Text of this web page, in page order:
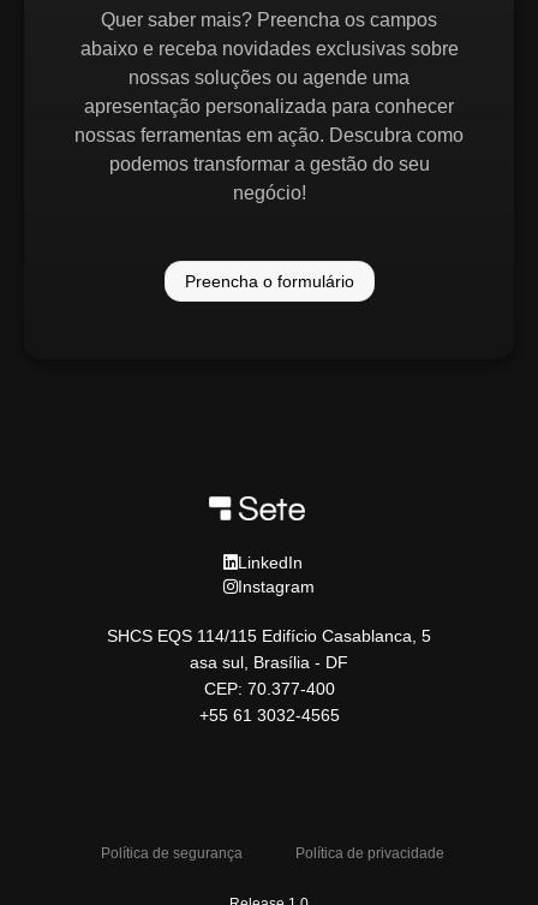
Quer saber mais? Preencha os campos
abaixo e receba novidades exclusivas sobre
nossas soluções ou agende uma
apresentação personalizada para conhecer
nossas ferramentas em ação. Descubra como
podemos transformar a gestão do seu
negócio!
Preencha o formulário
LinkedIn
Instagram
SHCS EQS 114/115 Edifício Casablanca, 5
asa sul, Brasília - DF
CEP: 70.377-400
+55 61 3032-4565
Política de segurança Política de privacidade